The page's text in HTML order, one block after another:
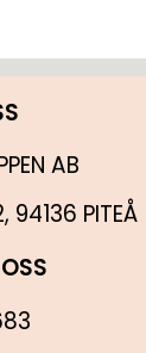
AB
94136 PITEÅ